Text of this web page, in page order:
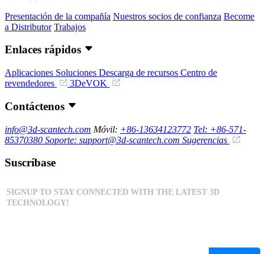
Presentación de la compañía Nuestros socios de confianza Become
a Distributor Trabajos
Enlaces rápidos
Aplicaciones Soluciones Descarga de recursos Centro de
revendedores
3DeVOK
Contáctenos
info@3d-scantech.com Móvil: +86-13634123772 Tel: +86-571-
85370380 Soporte: support@3d-scantech.com Sugerencias
Suscríbase